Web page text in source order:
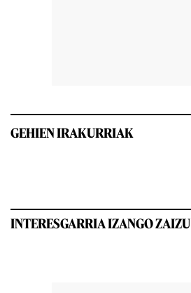
GEHIEN IRAKURRIAK
INTERESGARRIA IZANGO ZAIZU